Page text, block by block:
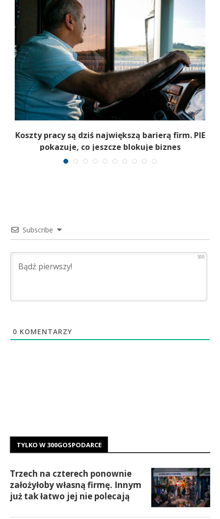
Koszty pracy są dziś największą barierą firm. PIE
pokazuje, co jeszcze blokuje biznes
Subscribe
500
0 KOMENTARZY
TYLKO W 300GOSPODARCE
Trzech na czterech ponownie
założyłoby własną firmę. Innym
już tak łatwo jej nie polecają